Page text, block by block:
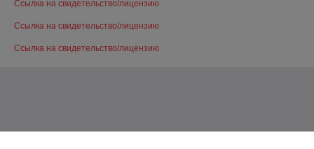
Ссылка на свидетельство/лицензию
Ссылка на свидетельство/лицензию
Ссылка на свидетельство/лицензию